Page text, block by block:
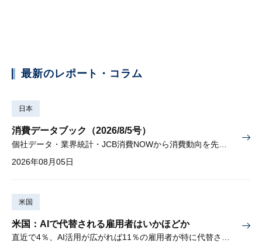
最新のレポート・コラム
日本
消費データブック（2026/8/5号）
2026年08月05日
米国
米国：AIで代替される雇用者はいかほどか
直近で4％、AI活用が広がれば11％の雇用者が特に代替されやすい